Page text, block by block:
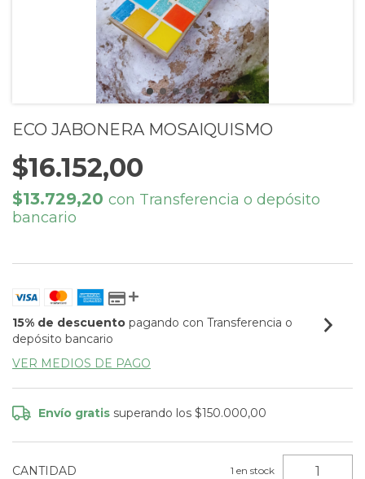
ECO JABONERA MOSAIQUISMO
$16.152,00
$13.729,20 con Transferencia o depósito
bancario
15% de descuento pagando con Transferencia o
depósito bancario
VER MEDIOS DE PAGO
Envío gratis superando los$150.000,00
CANTIDAD 1 en stock